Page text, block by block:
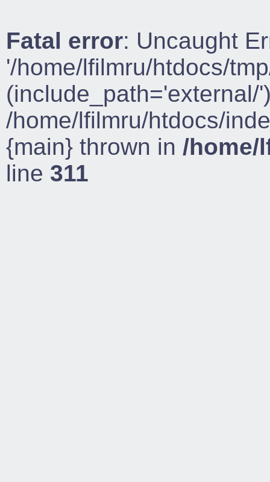
Fatal error: Uncaught
'/home/lfilmru/htdocs/
(include_path='external/
/home/lfilmru/htdocs/
{main} thrown in /home/
line 311